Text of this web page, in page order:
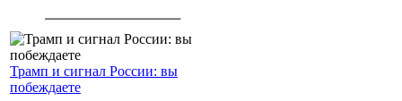
Трамп и сигнал России: вы
побеждаете